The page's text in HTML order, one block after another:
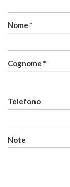
Nome
Cognome
Telefono
Note